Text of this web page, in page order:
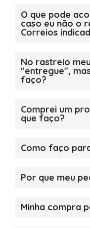
O que pode
caso eu não o
Correios
No rastreio
"entregue",
faço?
Comprei um
que faço?
Como faço
Por que meu
Minha compra